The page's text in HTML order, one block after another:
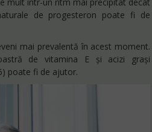
de progesteron poate fi de
mai prevalentă în acest moment.
de vitamina E și acizi grași
poate fi de ajutor.